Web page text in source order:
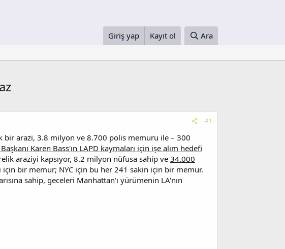
Giriş yap Kayıt ol Ara
#1
bir arazi, 3.8 milyon ve 8.700 polis memuru ile – 300
Karen Bass'ın LAPD kaymaları için işe alım hedefi
araziyi kapsıyor, 8.2 milyon nüfusa sahip ve34.000
bir memur; NYC için bu her 241 sakin için bir memur.
sahip, geceleri Manhattan'ı yürümenin LA'nın